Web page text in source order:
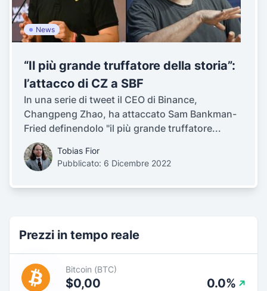
News
“Il più grande truffatore della storia”:
l’attacco di CZ a SBF
In una serie di tweet il CEO di Binance,
Changpeng Zhao, ha attaccato Sam Bankman-
Fried definendolo "il più grande truffatore...
Tobias Fior
Pubblicato: 6 Dicembre 2022
Prezzi in tempo reale
Bitcoin (BTC)
$0,00 0.0%